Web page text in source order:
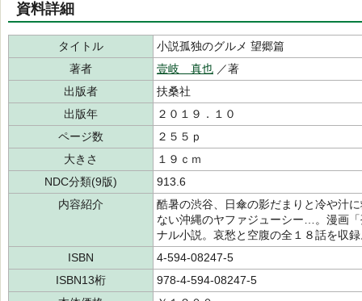
資料詳細
タイトル
小説孤独のグルメ 望郷篇
著者
壹岐 真也 ／著
出版者
扶桑社
出版年
２０１９．１０
ページ数
２５５ｐ
大きさ
１９ｃｍ
NDC分類(9版)
913.6
内容紹介
酷暑の渋谷、日傘の影だまりと冷や汁
ない沖縄のヤファジューシー…。漫画
ナル小説。哀愁と空腹の全１８話を収
ISBN
4-594-08247-5
ISBN13桁
978-4-594-08247-5